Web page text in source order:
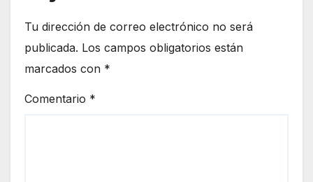
Tu dirección de correo electrónico no será
publicada. Los campos obligatorios están
marcados con *
Comentario *